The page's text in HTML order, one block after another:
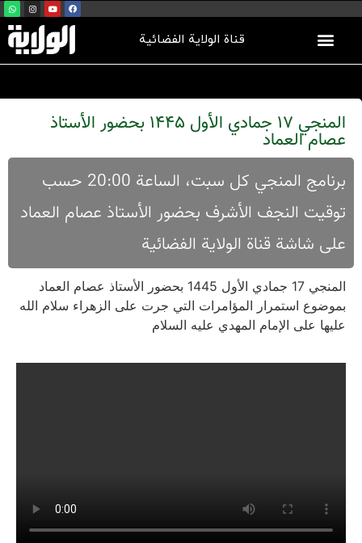
قناة الولاية الفضائية
المنجي 17 جمادي الأول 1445 بحضور الأستاذ
عصام العماد
برنامج المنجي کل سبت، الساعة 20:00 حسب
توقیت النجف الأشرف بحضور الأستاذ عصام العماد
علی شاشة قناة الولایة الفضائية
المنجي 17 جمادي الأول 1445 بحضور الأستاذ عصام العماد
بموضوع استمرار المؤامرات التي جرت على الزهراء سلام الله
عليها على الإمام المهدي عليه السلام